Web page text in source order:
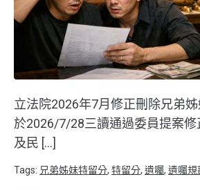
立法院2026年7月修正刪除兄弟
於2026/7/28三讀通過委員提案修
及民 […]
Tags: 兄弟姊妹特留分, 特留分, 遺囑, 遺囑規